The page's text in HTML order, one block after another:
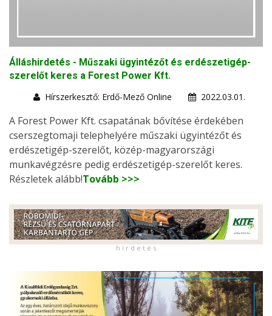
Álláshirdetés - Műszaki ügyintézőt és erdészetigép-
szerelőt keres a Forest Power Kft.
Hírszerkesztő: Erdő-Mező Online
2022.03.01.
A Forest Power Kft. csapatának bővítése érdekében
cserszegtomaji telephelyére műszaki ügyintézőt és
erdészetigép-szerelőt, közép-magyarországi
munkavégzésre pedig erdészetigép-szerelőt keres.
Részletek alább!Tovább >>>
h i r d e t é s